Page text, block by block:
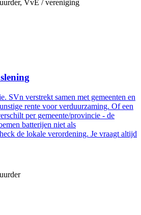
VvE / vereniging
SVn verstrekt samen met gemeenten en
rente voor verduurzaming. Of een
per gemeente/provincie - de
batterijen niet als
de lokale verordening. Je vraagt altijd